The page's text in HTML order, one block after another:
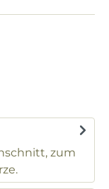
zum